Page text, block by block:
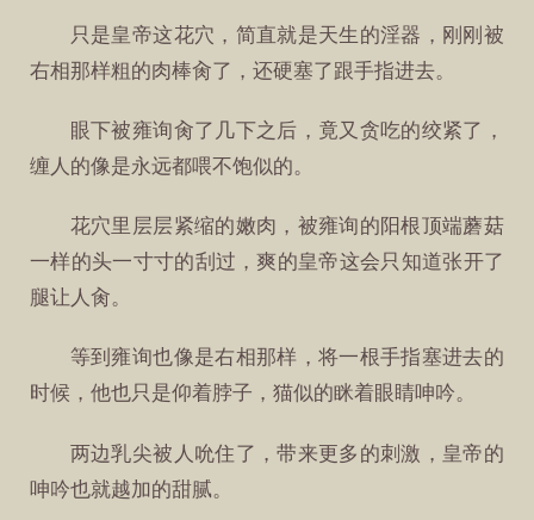
只是皇帝这花穴，简直就是天生的淫器，刚刚被
右相那样粗的肉棒肏了，还硬塞了跟手指进去。
眼下被雍询肏了几下之后，竟又贪吃的绞紧了，
缠人的像是永远都喂不饱似的。
花穴里层层紧缩的嫩肉，被雍询的阳根顶端蘑菇
一样的头一寸寸的刮过，爽的皇帝这会只知道张开了
腿让人肏。
等到雍询也像是右相那样，将一根手指塞进去的
时候，他也只是仰着脖子，猫似的眯着眼睛呻吟。
两边乳尖被人吮住了，带来更多的刺激，皇帝的
呻吟也就越加的甜腻。